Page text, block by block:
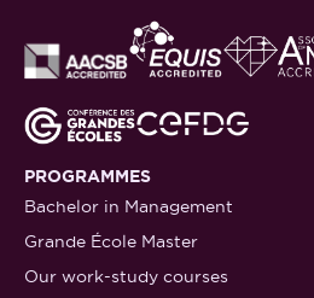
PROGRAMMES
Bachelor in Management
Grande École Master
Our work-study courses